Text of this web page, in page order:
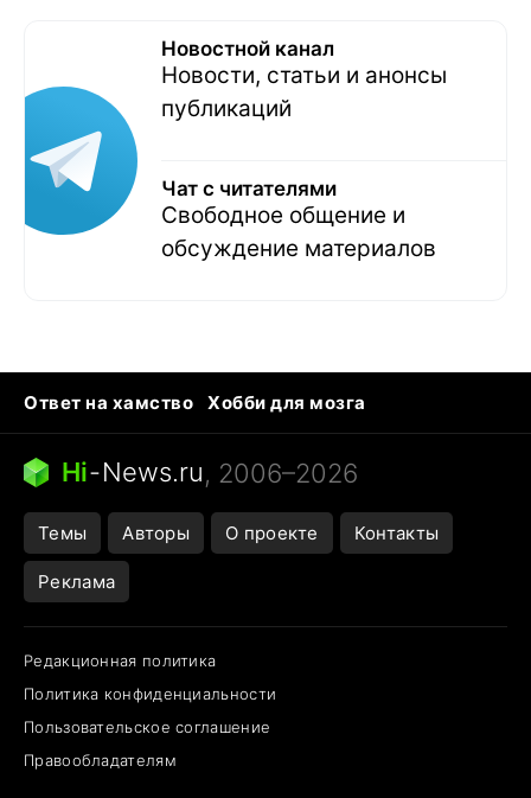
Новостной канал
Новости, статьи и анонсы
публикаций
Чат с читателями
Свободное общение и
обсуждение материалов
Ответ на хамство
Хобби для мозга
Бензин 100 и 95
Тунцы в океанариуме
Следующая пандемия
Hi-News.ru, 2006–2026
Темы Авторы О проекте Контакты
Реклама
Редакционная политика
Политика конфиденциальности
Пользовательское соглашение
Правообладателям